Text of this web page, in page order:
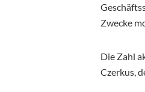
Zwecke
Die Zahl
Czerkus,